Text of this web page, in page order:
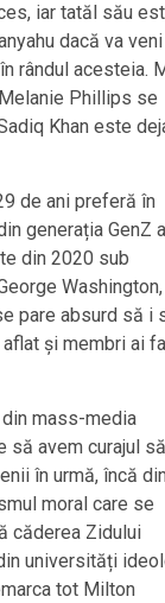
iar tatăl său
dacă va
rândul acesteia.
Phillips se
Khan este
de ani preferă în
generația GenZ
din 2020 sub
Washington,
pare absurd să i
și membri ai
mass-media
să avem curajul să
în urmă, încă
moral care se
căderea Zidului
universități
tot Milton